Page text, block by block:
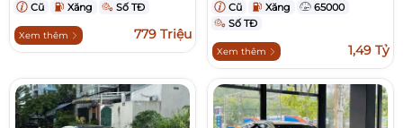
Cũ Xăng Số TĐ
Xem thêm 779 Triệu
Cũ Xăng
65000
Số TĐ
Xem thêm 1,49 Tỷ